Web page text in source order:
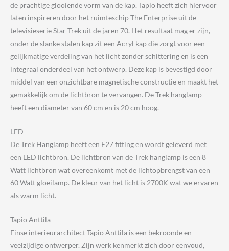
de prachtige glooiende vorm van de kap. Tapio heeft zich hiervoor
laten inspireren door het ruimteschip The Enterprise uit de
televisieserie Star Trek uit de jaren 70. Het resultaat mag er zijn,
onder de slanke stalen kap zit een Acryl kap die zorgt voor een
gelijkmatige verdeling van het licht zonder schittering en is een
integraal onderdeel van het ontwerp. Deze kap is bevestigd door
middel van een onzichtbare magnetische constructie en maakt het
gemakkelijk om de lichtbron te vervangen. De Trek hanglamp
heeft een diameter van 60 cm en is 20 cm hoog.
LED
De Trek Hanglamp heeft een E27 fitting en wordt geleverd met
een LED lichtbron. De lichtbron van de Trek hanglamp is een 8
Watt lichtbron wat overeenkomt met de lichtopbrengst van een
60 Watt gloeilamp. De kleur van het licht is 2700K wat we ervaren
als warm licht.
Tapio Anttila
Finse interieurarchitect Tapio Anttila is een bekroonde en
veelzijdige ontwerper. Zijn werk kenmerkt zich door eenvoud,